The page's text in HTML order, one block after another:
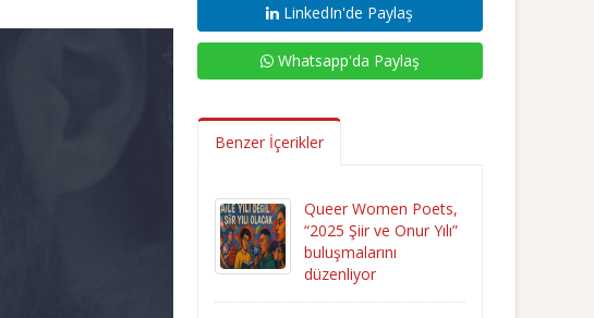
LinkedIn'de Paylaş
Whatsapp'da Paylaş
Benzer İçerikler
Queer Women Poets,
“2025 Şiir ve Onur Yılı”
buluşmalarını
düzenliyor